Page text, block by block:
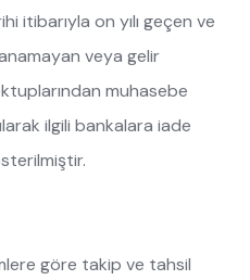
itibarıyla on yılı geçen ve
veya gelir
muhasebe
ilgili bankalara iade
göre takip ve tahsil